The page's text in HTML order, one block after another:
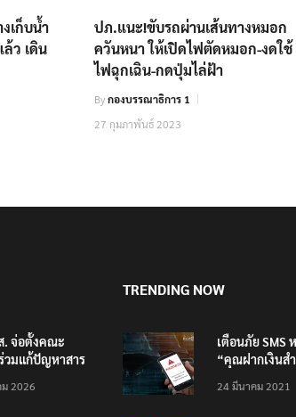
เก็บน้ำ
ล้ว เดิน
ปภ.แนะ!ขับรถผ่านเส้นทางหมอก
ควันหนา ให้เปิดไฟตัดหมอก-งดใช้
ไฟฉุกเฉิน-กดปุ่มไล่ฝ้า
Byกองบรรณาธิการ 1
27 กุมภาพันธ์ 2023
. จ่อตั้งคณะ
วมแก้ปัญหาสาร
นมา
2026
TRENDING NOW
เตือนภัย SMS
“คุณฝากเงินส
200,000 บาท”
24 มีนาคม 2021